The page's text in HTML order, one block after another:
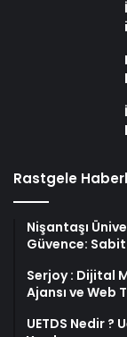
Rastgele
Nişantaşı
Güvence:
Serjoy : Dijital
Ajansı ve Web
UETDS Nedir ?